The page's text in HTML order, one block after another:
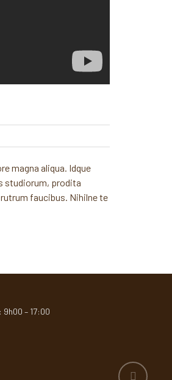
magna aliqua. Idque
studiorum, prodita
faucibus. Nihilne te
9h00 – 17:00